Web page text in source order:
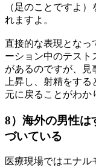
（足のことですよ
れますよ。
直接的な表現となっ
ーション中のテスト
があるのですが、見
上昇し、射精をす
元に戻ることがわか
8）海外の男性は
づいている
医療現場ではエナ